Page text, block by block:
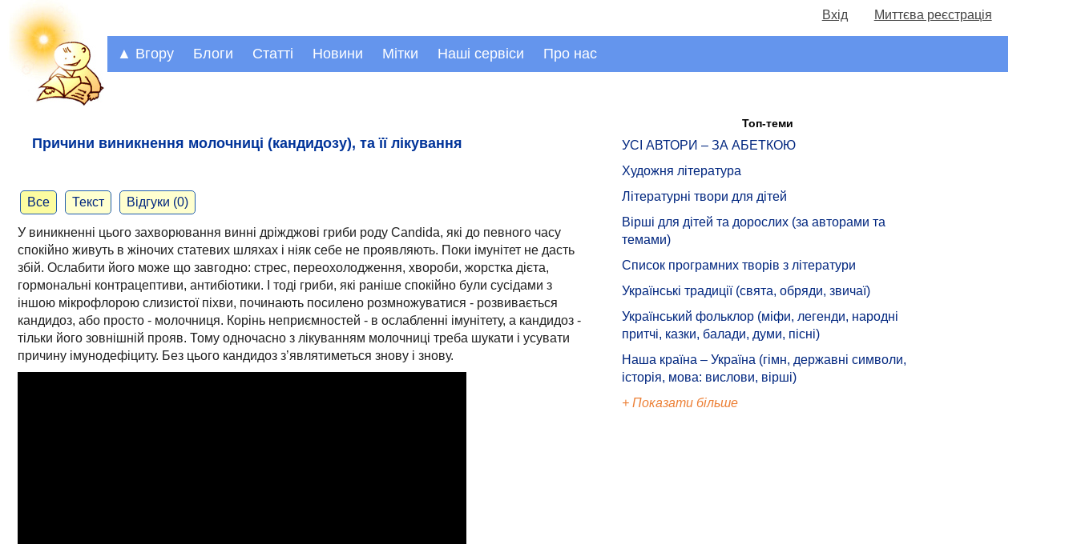
Вхід Миттєва реєстрація
▲ Вгору Блоги Статті Новини Мітки Наші сервіси Про нас
Причини виникнення молочниці (кандидозу), та її лікування
Все Текст Відгуки (0)
У виникненні цього захворювання винні дріжджові гриби роду Candida, які до певного часу
спокійно живуть в жіночих статевих шляхах і ніяк себе не проявляють. Поки імунітет не дасть
збій. Ослабити його може що завгодно: стрес, переохолодження, хвороби, жорстка дієта,
гормональні контрацептиви, антибіотики. І тоді гриби, які раніше спокійно були сусідами з
іншою мікрофлорою слизистої піхви, починають посилено розмножуватися - розвивається
кандидоз, або просто - молочниця. Корінь неприємностей - в ослабленні імунітету, а кандидоз -
тільки його зовнішній прояв. Тому одночасно з лікуванням молочниці треба шукати і усувати
причину імунодефіциту. Без цього кандидоз з’являтиметься знову і знову.
Топ-теми
УСІ АВТОРИ – ЗА АБЕТКОЮ
Художня література
Літературні твори для дітей
Вірші для дітей та дорослих (за авторами та
темами)
Список програмних творів з літератури
Українські традиції (свята, обряди, звичаї)
Український фольклор (міфи, легенди, народні
притчі, казки, балади, думи, пісні)
Наша країна – Україна (гімн, державні символи,
історія, мова: вислови, вірші)
+ Показати більше